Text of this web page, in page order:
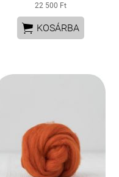
22 500 Ft
 KOSÁRBA